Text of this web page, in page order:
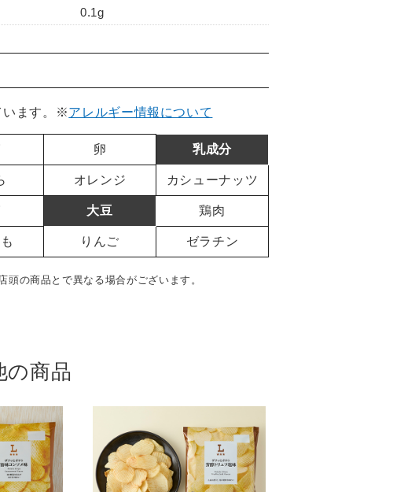
0.1g
ます。 ※アレルギー情報について
卵 乳成分
オレンジ カシューナッツ
大豆 鶏肉
りんご ゼラチン
の商品とで異なる場合がございます。
商品